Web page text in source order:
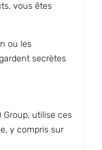
vous êtes
ou les
secrètes
Group, utilise ces
y compris sur